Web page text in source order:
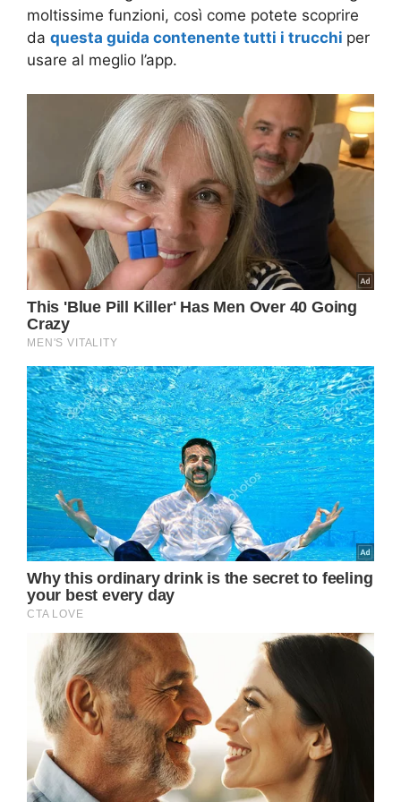
moltissime funzioni, così come potete scoprire
da questa guida contenente tutti i trucchi per
usare al meglio l’app.